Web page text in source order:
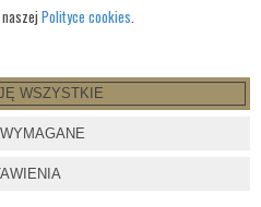
Polityce cookies.
WSZYSTKIE
2017 |PIELEGNACJAAUT.PL